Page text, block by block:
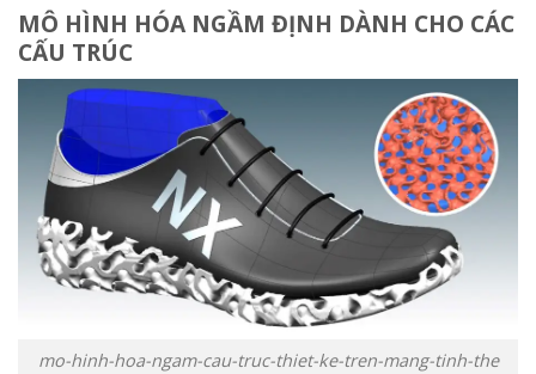
MÔ HÌNH HÓA NGẦM ĐỊNH DÀNH CHO CÁC
CẤU TRÚC
mo-hinh-hoa-ngam-cau-truc-thiet-ke-tren-mang-tinh-the